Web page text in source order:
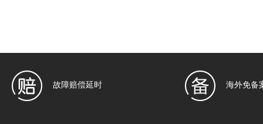
故障赔偿延时 海外免备